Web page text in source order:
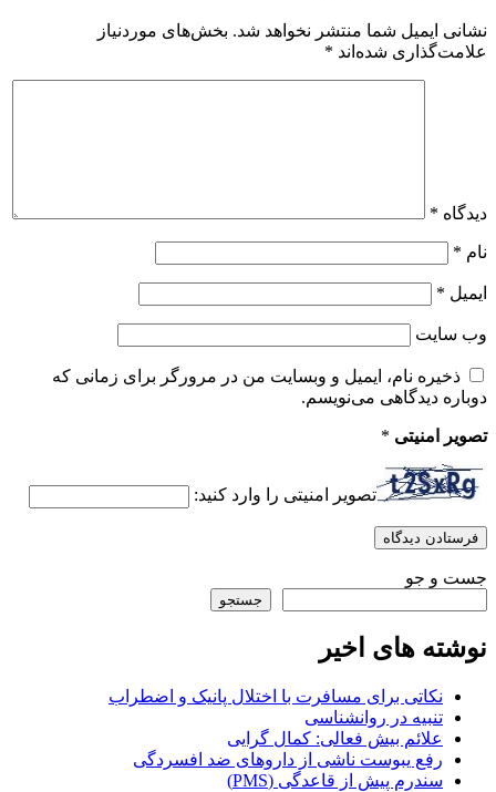
نشانی ایمیل شما منتشر نخواهد شد. بخش‌های موردنیاز
علامت‌گذاری شده‌اند *
دیدگاه *
نام *
ایمیل *
وب‌ سایت
ذخیره نام، ایمیل و وبسایت من در مرورگر برای زمانی که
دوباره دیدگاهی می‌نویسم.
تصویر امنیتی *
تصویر امنیتی را وارد کنید:
جست و جو
جستجو
نوشته های اخیر
نکاتی برای مسافرت با اختلال پانیک و اضطراب
تنبیه در روانشناسی
علائم بیش فعالی: کمال گرایی
رفع یبوست ناشی از داروهای ضد افسردگی
سندرم پیش از قاعدگی (PMS)